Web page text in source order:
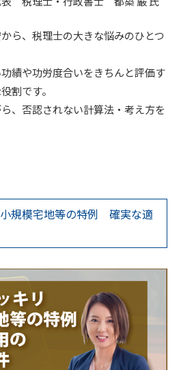
ら、税理士の大きな悩みのひとつ
績や功労度合いをきちんと評価す
割です。
、否認されない計算法・考え方を
規模宅地等の特例 確実な適